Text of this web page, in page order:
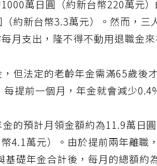
萬日圓（約新台幣220萬元
約新台幣3.3萬元）。然而，三
月支出，隆不得不動用退職金來
但法定的老齡年金需滿65歲後
提前一個月，年金就會減少
的預計月領金額約為11.9萬日
4.1萬元）。由於提前兩年離職